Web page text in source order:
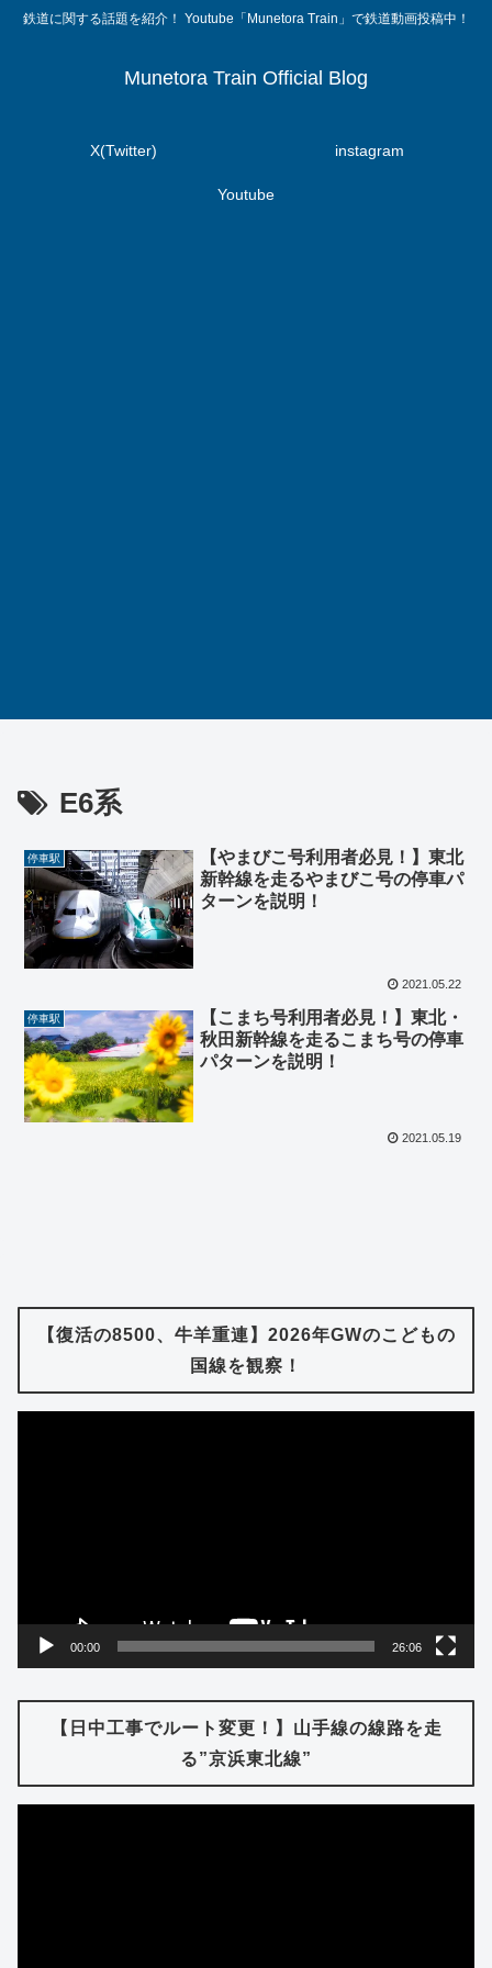
鉄道に関する話題を紹介！ Youtube「Munetora Train」で鉄道動画投稿中！
Munetora Train Official Blog
X(Twitter) instagram
Youtube
E6系
停車駅
【やまびこ号利用者必見！】東北
新幹線を走るやまびこ号の停車パ
ターンを説明！
2021.05.22
停車駅
【こまち号利用者必見！】東北・
秋田新幹線を走るこまち号の停車
パターンを説明！
2021.05.19
【復活の8500、牛羊重連】2026年GWのこどもの
国線を観察！
00:00 26:06
【日中工事でルート変更！】山手線の線路を走
る”京浜東北線”